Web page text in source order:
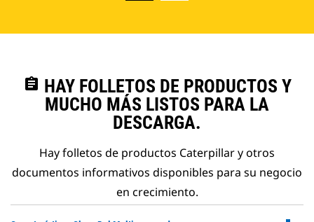
assignment HAY FOLLETOS DE PRODUCTOS Y
MUCHO MÁS LISTOS PARA LA
DESCARGA.
Hay folletos de productos Caterpillar y otros
documentos informativos disponibles para su negocio
en crecimiento.